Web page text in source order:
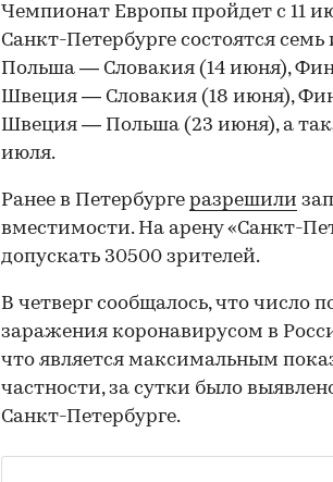
00:00 / 00:00
Чемпионат Европы пройдет с 11
Санкт-Петербурге состоятся
Польша — Словакия (14 июня),
Швеция — Словакия (18 июня),
Швеция — Польша (23 июня), а
июля.
Ранее в Петербурге разрешили
вместимости. На арену «Санкт-
допускать 30500 зрителей.
В четверг сообщалось, что число
заражения коронавирусом в
что является максимальным
частности, за сутки было
Санкт-Петербурге.